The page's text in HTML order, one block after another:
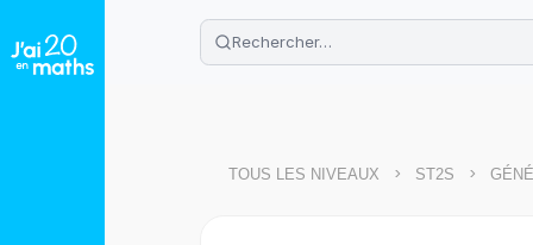
🌴Cahier de vacances offert:
Télécharge ton PDF gratuit et
TOUS LES NIVEAUX > ST2S >